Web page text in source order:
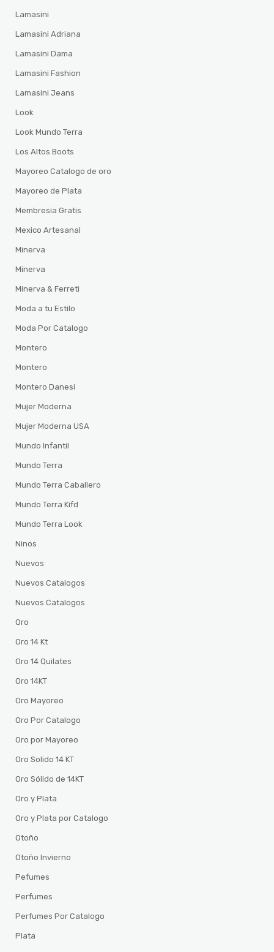
Lamasini
Lamasini Adriana
Lamasini Dama
Lamasini Fashion
Lamasini Jeans
Look
Look Mundo Terra
Los Altos Boots
Mayoreo Catalogo de oro
Mayoreo de Plata
Membresia Gratis
Mexico Artesanal
Minerva
Minerva
Minerva & Ferreti
Moda a tu Estilo
Moda Por Catalogo
Montero
Montero
Montero Danesi
Mujer Moderna
Mujer Moderna USA
Mundo Infantil
Mundo Terra
Mundo Terra Caballero
Mundo Terra Kifd
Mundo Terra Look
Ninos
Nuevos
Nuevos Catalogos
Nuevos Catalogos
Oro
Oro 14 Kt
Oro 14 Quilates
Oro 14KT
Oro Mayoreo
Oro Por Catalogo
Oro por Mayoreo
Oro Solido 14 KT
Oro Sólido de 14KT
Oro y Plata
Oro y Plata por Catalogo
Otoño
Otoño Invierno
Pefumes
Perfumes
Perfumes Por Catalogo
Plata